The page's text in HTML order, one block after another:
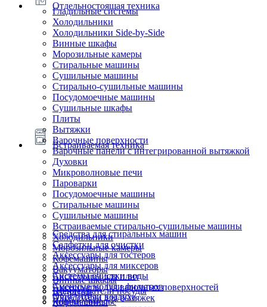
Отдельностоящая техника
Гладильные системы
Холодильники
Холодильники Side-by-Side
Винные шкафы
Морозильные камеры
Стиральные машины
Сушильные машины
Стирально-сушильные машины
Посудомоечные машины
Сушильные шкафы
Плиты
Встраиваемая техника
Вытяжки
Варочные поверхности
Варочные панели с интегрированной вытяжкой
Духовки
Микроволновые печи
Пароварки
Посудомоечные машины
Стиральные машины
Сушильные машины
Встраиваемые стирально-сушильные машины
Холодильники
Морозильные камеры
Кофемашины
Вакууматоры
Винные шкафы
Подогреватели посуды
Ящики сомелье
Блендеры
Кофемашины
Очистители воздуха
Системы очистки воды
Сменные модули фильтров
Аксессуары для тостеров
Аксессуары для миксеров
Аксессуары для плит
Аксессуары для варочных поверхностей
Аксессуары для вытяжек
Средства для стиральных машин
Салфетки для очистки